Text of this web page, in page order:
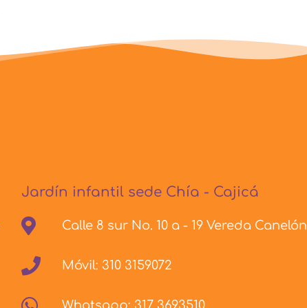
Jardín infantil sede Chía - Cajicá
Calle 8 sur No. 10 a - 19 Vereda Canelón
Móvil: 310 3159072